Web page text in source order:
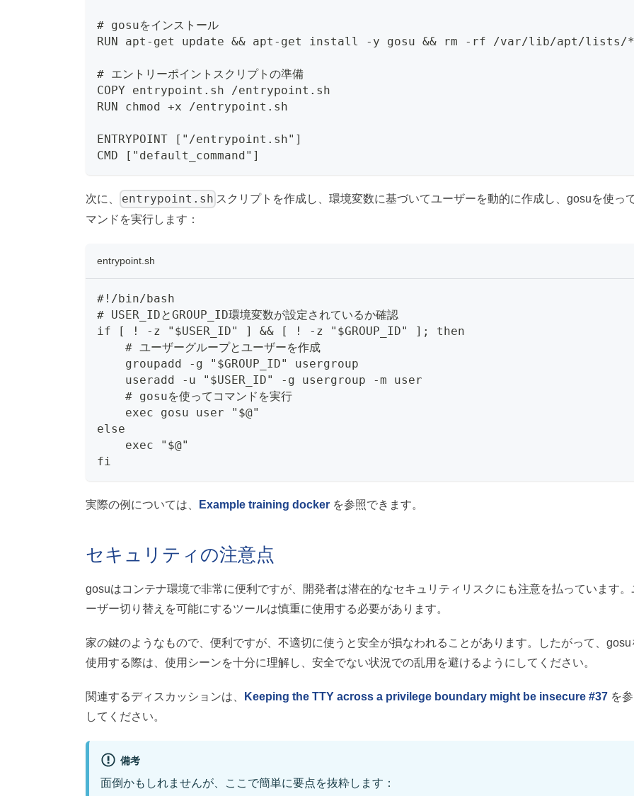
# gosuをインストール
RUN apt-get update && apt-get install -y gosu && rm -rf /var/lib/apt/lists/*
# エントリーポイントスクリプトの準備
COPY entrypoint.sh /entrypoint.sh
RUN chmod +x /entrypoint.sh
ENTRYPOINT ["/entrypoint.sh"]
CMD ["default_command"]
次に、 entrypoint.sh スクリプトを作成し、環境変数に基づいてユーザーを動的に作成し、gosuを使っ
マンドを実行します：
entrypoint.sh
#!/bin/bash
# USER_IDとGROUP_ID環境変数が設定されているか確認
if [ ! -z "$USER_ID" ] && [ ! -z "$GROUP_ID" ]; then
    # ユーザーグループとユーザーを作成
    groupadd -g "$GROUP_ID" usergroup
    useradd -u "$USER_ID" -g usergroup -m user
    # gosuを使ってコマンドを実行
    exec gosu user "$@"
else
    exec "$@"
fi
実際の例については、 Example training dockerを参照できます。
セキュリティの注意点
gosuはコンテナ環境で非常に便利ですが、開発者は潜在的なセキュリティリスクにも注意を払っています。
ーザー切り替えを可能にするツールは慎重に使用する必要があります。
家の鍵のようなもので、便利ですが、不適切に使うと安全が損なわれることがあります。したがって、gosu
使用する際は、使用シーンを十分に理解し、安全でない状況での乱用を避けるようにしてください。
関連するディスカッションは、 Keeping the TTY across a privilege boundary might be insecure #37を
してください。
備考
面倒かもしれませんが、ここで簡単に要点を抜粋します：